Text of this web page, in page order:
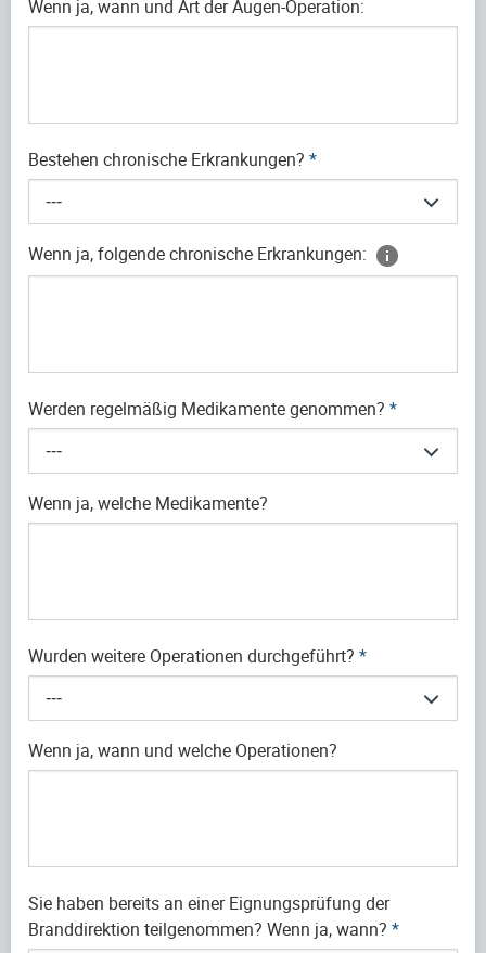
Wenn ja, wann und Art der Augen-Operation:
Bestehen chronische Erkrankungen? *
---
Wenn ja, folgende chronische Erkrankungen:
Werden regelmäßig Medikamente genommen? *
---
Wenn ja, welche Medikamente?
Wurden weitere Operationen durchgeführt? *
---
Wenn ja, wann und welche Operationen?
Sie haben bereits an einer Eignungsprüfung der
Branddirektion teilgenommen? Wenn ja, wann? *